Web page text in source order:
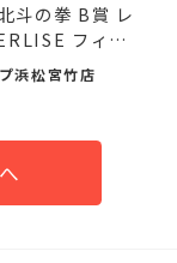
斗の拳 B賞 レ
フィギ
浜松宮竹店